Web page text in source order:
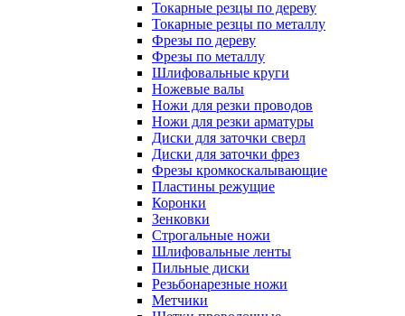
Токарные резцы по дереву
Токарные резцы по металлу
Фрезы по дереву
Фрезы по металлу
Шлифовальные круги
Ножевые валы
Ножи для резки проводов
Ножи для резки арматуры
Диски для заточки сверл
Диски для заточки фрез
Фрезы кромкоскалывающие
Пластины режущие
Коронки
Зенковки
Строгальные ножи
Шлифовальные ленты
Пильные диски
Резьбонарезные ножи
Метчики